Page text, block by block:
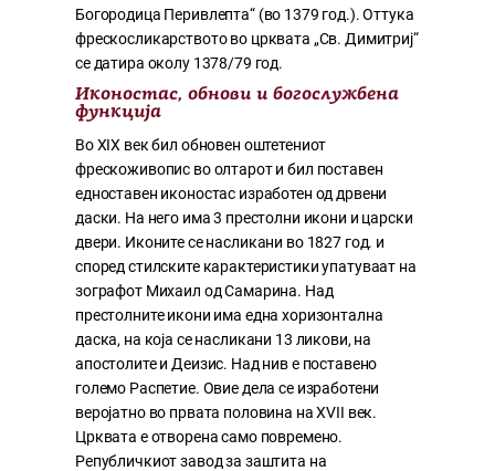
Богородица Перивлепта“ (во 1379 год.). Оттука
фрескосликарството во црквата „Св. Димитриј“
се датира околу 1378/79 год.
Иконостас, обнови и богослужбена
функција
Во XIX век бил обновен оштетениот
фрескоживопис во олтарот и бил поставен
едноставен иконостас изработен од дрвени
даски. На него има 3 престолни икони и царски
двери. Иконите се насликани во 1827 год. и
според стилските карактеристики упатуваат на
зографот Михаил од Самарина. Над
престолните икони има една хоризонтална
даска, на која се насликани 13 ликови, на
апостолите и Деизис. Над нив е поставено
големо Распетие. Овие дела се изработени
веројатно во првата половина на XVII век.
Црквата е отворена само повремено.
Републичкиот завод за заштита на